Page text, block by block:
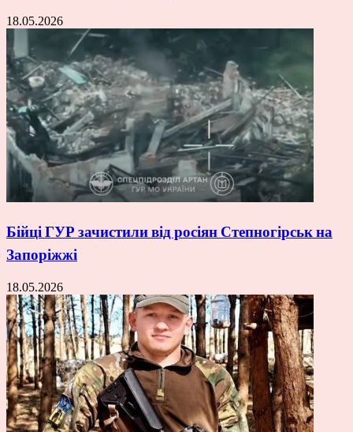
18.05.2026
Бійці ГУР зачистили від росіян Степногірськ на
Запоріжжі
18.05.2026